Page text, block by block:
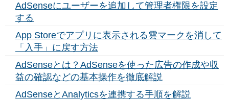
AdSenseにユーザーを追加して管理者権限を設定
する
App Storeでアプリに表示される雲マークを消して
「入手」に戻す方法
AdSenseとは？AdSenseを使った広告の作成や収
益の確認などの基本操作を徹底解説
AdSenseとAnalyticsを連携する手順を解説